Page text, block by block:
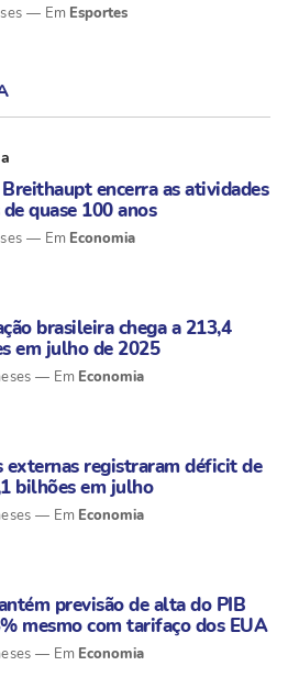
Esportes
encerra as atividades
quase 100 anos
Economia
brasileira chega a 213,4
em julho de 2025
Economia
externas registraram déficit de
bilhões em julho
Economia
previsão de alta do PIB
mesmo com tarifaço dos EUA
Economia